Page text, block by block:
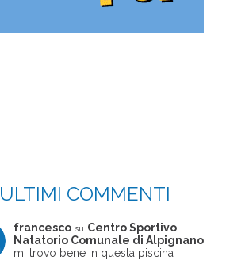
ULTIMI COMMENTI
francesco su Centro Sportivo
Natatorio Comunale di Alpignano
mi trovo bene in questa piscina